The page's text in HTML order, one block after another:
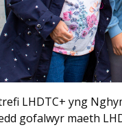
LHDTC+ yng
gofalwyr maeth